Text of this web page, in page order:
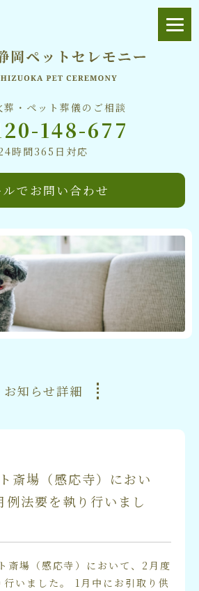
葬・ペット葬儀のご相談
148-677
時間365日対応
ルでお問い合わせ
お知らせ詳細
斎場（感応寺）におい
例法要を執り行いまし
場（感応寺）において、2月度
いました。 1月中にお引取り供